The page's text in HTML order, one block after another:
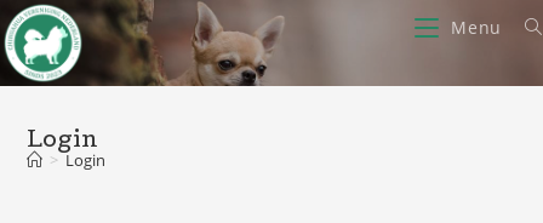
Ga
naar
inhoud
Menu
Login
> Login